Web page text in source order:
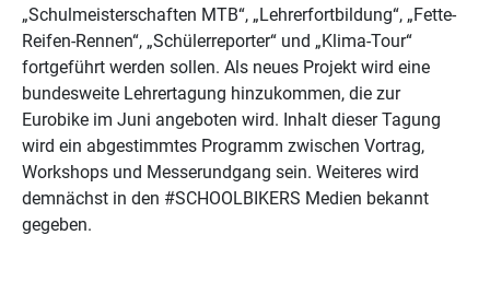
„Schulmeisterschaften MTB“, „Lehrerfortbildung“, „Fette-
Reifen-Rennen“, „Schülerreporter“ und „Klima-Tour“
fortgeführt werden sollen. Als neues Projekt wird eine
bundesweite Lehrertagung hinzukommen, die zur
Eurobike im Juni angeboten wird. Inhalt dieser Tagung
wird ein abgestimmtes Programm zwischen Vortrag,
Workshops und Messerundgang sein. Weiteres wird
demnächst in den #SCHOOLBIKERS Medien bekannt
gegeben.